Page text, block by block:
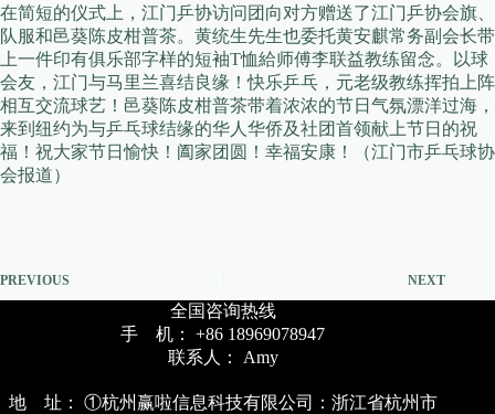
在简短的仪式上，江门乒协访问团向对方赠送了江门乒协会旗、
队服和邑葵陈皮柑普茶。黄统生先生也委托黄安麒常务副会长带
上一件印有俱乐部字样的短袖T恤給师傅李联益教练留念。以球
会友，江门与马里兰喜结良缘！快乐乒乓，元老级教练挥拍上阵
相互交流球艺！邑葵陈皮柑普茶带着浓浓的节日气氛漂洋过海，
来到纽约为与乒乓球结缘的华人华侨及社团首领献上节日的祝
福！祝大家节日愉快！阖家团圆！幸福安康！（江门市乒乓球协
会报道）
PREVIOUS NEXT
全国咨询热线
手 机： +86 18969078947
联系人： Amy
地 址： ①杭州赢啦信息科技有限公司：浙江省杭州市